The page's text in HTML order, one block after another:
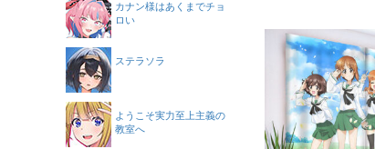
カナン様はあくまでチョ
ロい
ステラソラ
ようこそ実力至上主義の
教室へ